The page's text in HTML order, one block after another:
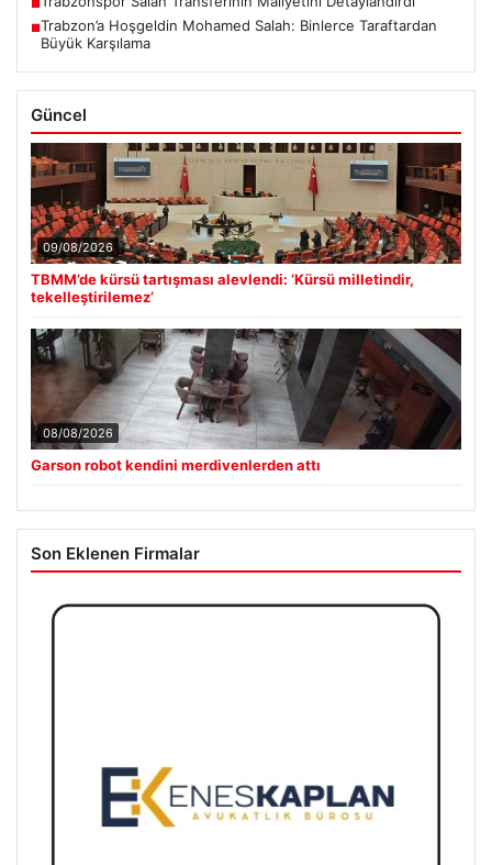
■ Trabzonspor Salah Transferinin Maliyetini Detaylandırdı
■Trabzon’a Hoşgeldin Mohamed Salah: Binlerce Taraftardan
Büyük Karşılama
Güncel
09/08/2026
TBMM’de kürsü tartışması alevlendi: ‘Kürsü milletindir,
tekelleştirilemez’
08/08/2026
Garson robot kendini merdivenlerden attı
Son Eklenen Firmalar